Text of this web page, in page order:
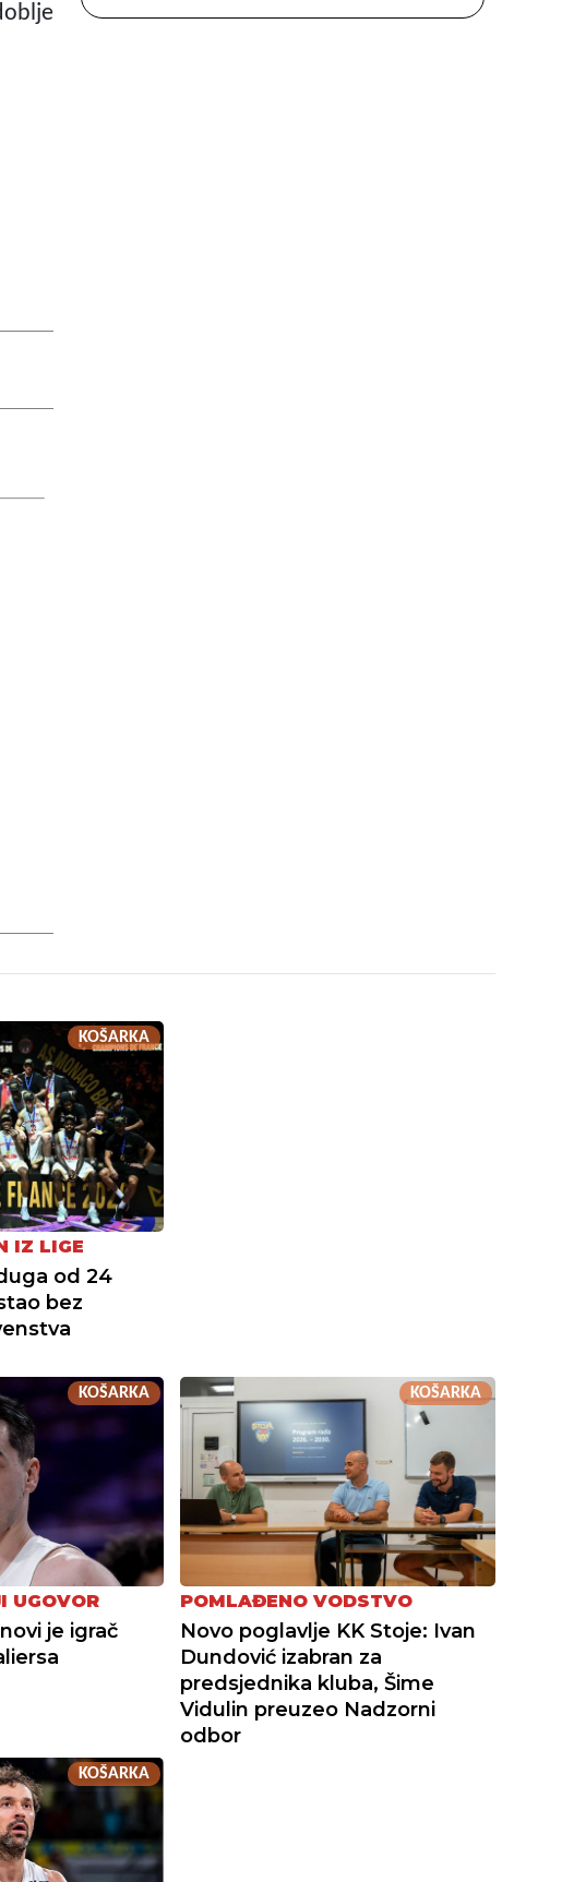
KOŠARKA
IZ LIGE
od 24
bez
KOŠARKA
UGOVOR
je igrač
KOŠARKA
POMLAĐENO VODSTVO
Novo poglavlje KK Stoje: Ivan
Dundović izabran za
predsjednika kluba, Šime
Vidulin preuzeo Nadzorni
odbor
KOŠARKA